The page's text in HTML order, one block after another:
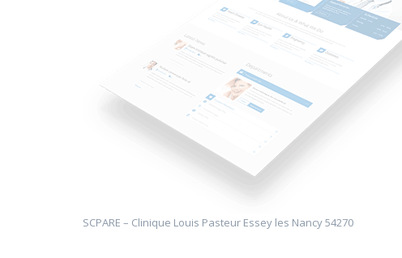
SCPARE – Clinique Louis Pasteur Essey les Nancy 54270